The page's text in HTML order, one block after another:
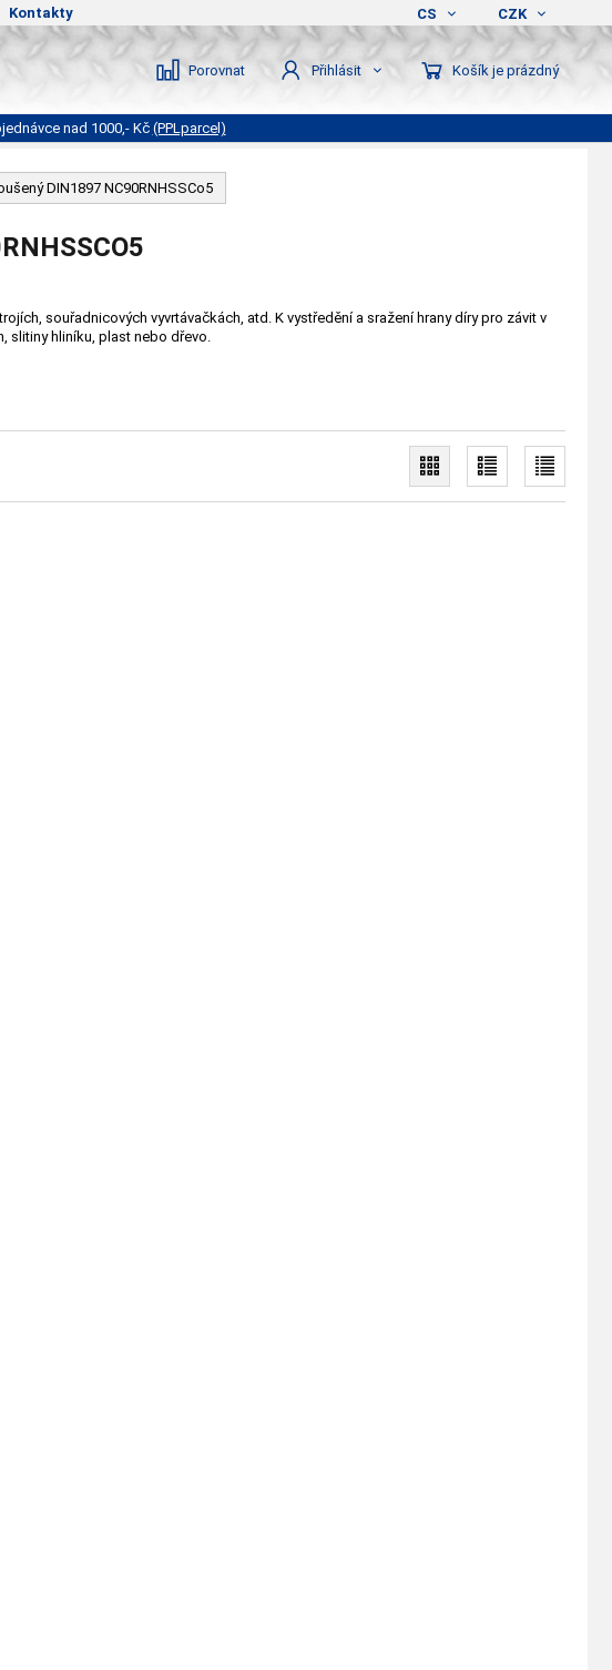
Kontakty CS CZK
Porovnat Přihlásit Košík je prázdný
nad 1000,- Kč (PPLparcel)
DIN1897 NC90RNHSSCo5
souřadnicových vyvrtávačkách, atd. K vystředění a sražení hrany díry pro závit v
slitiny hliníku, plast nebo dřevo.